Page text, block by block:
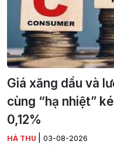
Giá xăng dầu và
cùng “hạ nhiệt”
0,12%
HÀ THU 03-08-2026